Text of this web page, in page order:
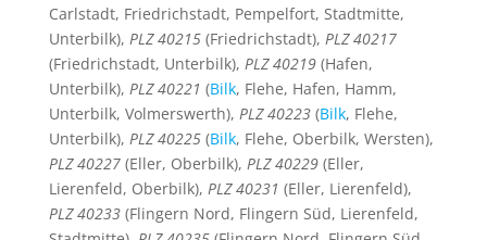
Carlstadt, Friedrichstadt, Pempelfort, Stadtmitte,
Unterbilk), PLZ 40215(Friedrichstadt), PLZ 40217
(Friedrichstadt, Unterbilk), PLZ 40219(Hafen,
Unterbilk), PLZ 40221 (Bilk, Flehe, Hafen, Hamm,
Unterbilk, Volmerswerth), PLZ 40223(Bilk, Flehe,
Unterbilk), PLZ 40225(Bilk, Flehe, Oberbilk, Wersten),
PLZ 40227(Eller, Oberbilk), PLZ 40229(Eller,
Lierenfeld, Oberbilk), PLZ 40231 (Eller, Lierenfeld),
PLZ 40233(Flingern Nord, Flingern Süd, Lierenfeld,